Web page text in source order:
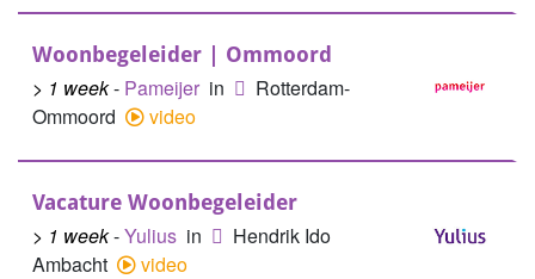
Woonbegeleider | Ommoord
> 1 week- Pameijer in
Rotterdam-
Ommoord
video
Vacature Woonbegeleider
> 1 week-Yulius in
Hendrik Ido
Ambacht
video